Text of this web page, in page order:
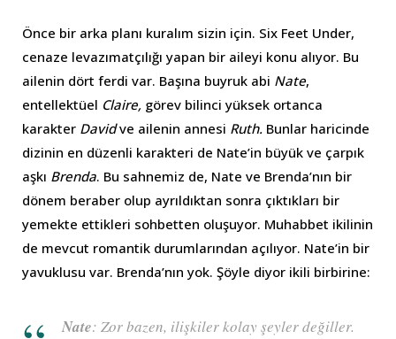
Önce bir arka planı kuralım sizin için. Six Feet Under,
cenaze levazımatçılığı yapan bir aileyi konu alıyor. Bu
ailenin dört ferdi var. Başına buyruk abi Nate,
entellektüel Claire, görev bilinci yüksek ortanca
karakter Davidve ailenin annesi Ruth. Bunlar haricinde
dizinin en düzenli karakteri de Nate’in büyük ve çarpık
aşkı Brenda. Bu sahnemiz de, Nate ve Brenda’nın bir
dönem beraber olup ayrıldıktan sonra çıktıkları bir
yemekte ettikleri sohbetten oluşuyor. Muhabbet ikilinin
de mevcut romantik durumlarından açılıyor. Nate’in bir
yavuklusu var. Brenda’nın yok. Şöyle diyor ikili birbirine:
Nate: Zor bazen, ilişkiler kolay şeyler değiller.